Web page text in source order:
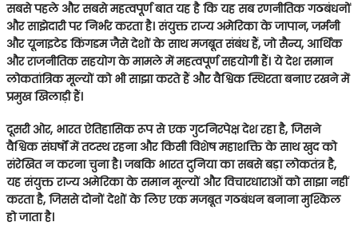
सबसे पहले और सबसे महत्वपूर्ण बात यह है कि यह सब रणनीतिक गठबंधनों
और साझेदारी पर निर्भर करता है। संयुक्त राज्य अमेरिका के जापान, जर्मनी
और यूनाइटेड किंगडम जैसे देशों के साथ मजबूत संबंध हैं, जो सैन्य, आर्थिक
और राजनीतिक सहयोग के मामले में महत्वपूर्ण सहयोगी हैं। ये देश समान
लोकतांत्रिक मूल्यों को भी साझा करते हैं और वैश्विक स्थिरता बनाए रखने में
प्रमुख खिलाड़ी हैं।
दूसरी ओर, भारत ऐतिहासिक रूप से एक गुटनिरपेक्ष देश रहा है, जिसने
वैश्विक संघर्षों में तटस्थ रहना और किसी विशेष महाशक्ति के साथ खुद को
संरेखित न करना चुना है। जबकि भारत दुनिया का सबसे बड़ा लोकतंत्र है,
यह संयुक्त राज्य अमेरिका के समान मूल्यों और विचारधाराओं को साझा नहीं
करता है, जिससे दोनों देशों के लिए एक मजबूत गठबंधन बनाना मुश्किल
हो जाता है।